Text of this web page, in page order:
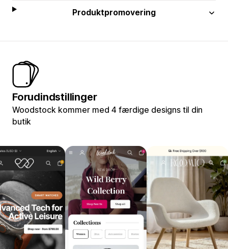
Produktpromovering
Forudindstillinger
Woodstock kommer med 4 færdige designs til din
butik